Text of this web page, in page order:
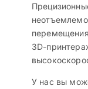
3D-
У нас вы